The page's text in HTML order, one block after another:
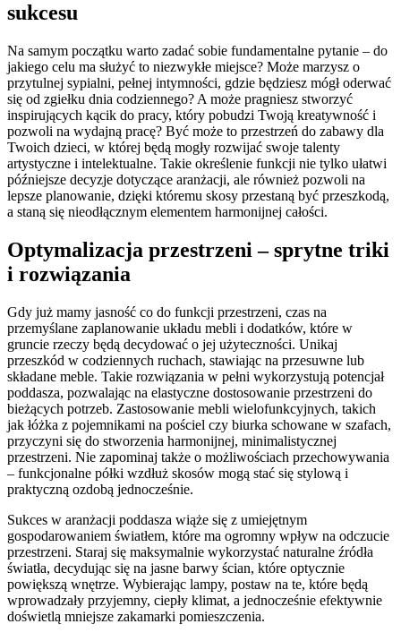
sukcesu
Na samym początku warto zadać sobie fundamentalne pytanie – do
jakiego celu ma służyć to niezwykłe miejsce? Może marzysz o
przytulnej sypialni, pełnej intymności, gdzie będziesz mógł oderwać
się od zgiełku dnia codziennego? A może pragniesz stworzyć
inspirujących kącik do pracy, który pobudzi Twoją kreatywność i
pozwoli na wydajną pracę? Być może to przestrzeń do zabawy dla
Twoich dzieci, w której będą mogły rozwijać swoje talenty
artystyczne i intelektualne. Takie określenie funkcji nie tylko ułatwi
późniejsze decyzje dotyczące aranżacji, ale również pozwoli na
lepsze planowanie, dzięki któremu skosy przestaną być przeszkodą,
a staną się nieodłącznym elementem harmonijnej całości.
Optymalizacja przestrzeni – sprytne triki
i rozwiązania
Gdy już mamy jasność co do funkcji przestrzeni, czas na
przemyślane zaplanowanie układu mebli i dodatków, które w
gruncie rzeczy będą decydować o jej użyteczności. Unikaj
przeszkód w codziennych ruchach, stawiając na przesuwne lub
składane meble. Takie rozwiązania w pełni wykorzystują potencjał
poddasza, pozwalając na elastyczne dostosowanie przestrzeni do
bieżących potrzeb. Zastosowanie mebli wielofunkcyjnych, takich
jak łóżka z pojemnikami na pościel czy biurka schowane w szafach,
przyczyni się do stworzenia harmonijnej, minimalistycznej
przestrzeni. Nie zapominaj także o możliwościach przechowywania
– funkcjonalne półki wzdłuż skosów mogą stać się stylową i
praktyczną ozdobą jednocześnie.
Sukces w aranżacji poddasza wiąże się z umiejętnym
gospodarowaniem światłem, które ma ogromny wpływ na odczucie
przestrzeni. Staraj się maksymalnie wykorzystać naturalne źródła
światła, decydując się na jasne barwy ścian, które optycznie
powiększą wnętrze. Wybierając lampy, postaw na te, które będą
wprowadzały przyjemny, ciepły klimat, a jednocześnie efektywnie
doświetlą mniejsze zakamarki pomieszczenia.